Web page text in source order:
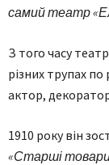
самий театр
З того часу
різних трупах по
актор,
1910 року він
«Старші